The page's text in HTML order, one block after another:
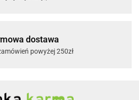
dostawa
powyżej 250zł